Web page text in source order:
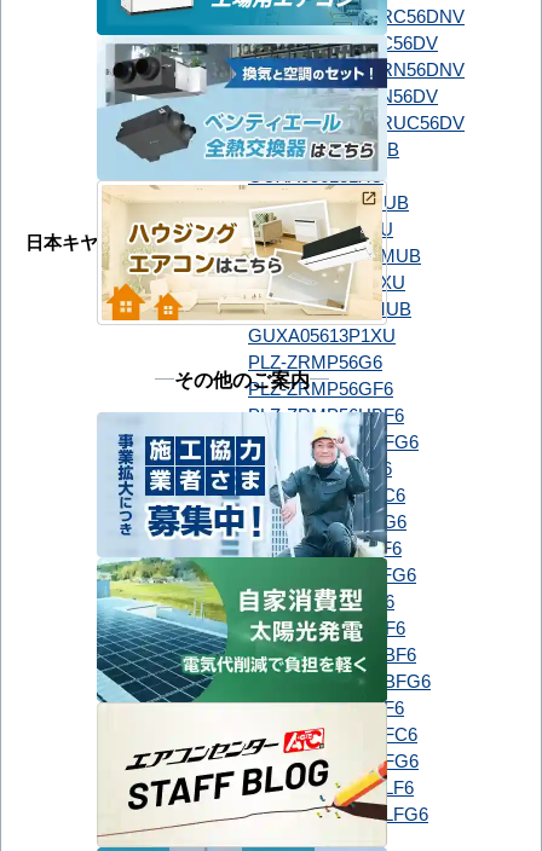
ダイキン
SSRC56DNTSSRC56DNV
SSRC56DTSSRC56DV
SSRN56DNTSSRN56DNV
SSRN56DTSSRN56DV
SSRUC56DT SSRUC56DV
日本キヤリア（旧：東芝）
GUXA056131MUB
GUXA056131XU
GUXA05613J1MUB
GUXA05613J1XU
GUXA05613JP1MUB
GUXA05613JP1XU
GUXA05613P1MUB
GUXA05613P1XU
三菱電機
PLZ-ZRMP56G6
PLZ-ZRMP56GF6
PLZ-ZRMP56HBF6
PLZ-ZRMP56HBFG6
PLZ-ZRMP56HF6
PLZ-ZRMP56HFC6
PLZ-ZRMP56HFG6
PLZ-ZRMP56HLF6
PLZ-ZRMP56HLFG6
PLZ-ZRMP56SG6
PLZ-ZRMP56SGF6
PLZ-ZRMP56SHBF6
PLZ-ZRMP56SHBFG6
PLZ-ZRMP56SHF6
PLZ-ZRMP56SHFC6
PLZ-ZRMP56SHFG6
PLZ-ZRMP56SHLF6
PLZ-ZRMP56SHLFG6
その他のご案内